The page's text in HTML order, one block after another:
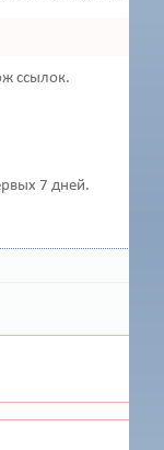
ссылок.
7 дней.